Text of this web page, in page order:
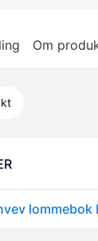
Om
lommebok